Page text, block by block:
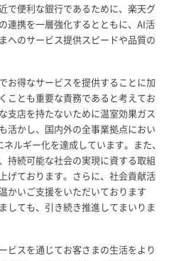
で便利な銀行であるために、楽天グ
連携を一層強化するとともに、AI活
へのサービス提供スピードや品質の
お得なサービスを提供することに加
ことも重要な責務であると考えてお
支店を持たないために温室効果ガス
活かし、国内外の全事業拠点におい
ルギー化を達成しています。また、
持続可能な社会の実現に資する取組
げております。さらに、社会貢献活
かいご支援をいただいております
しても、引き続き推進してまいりま
ビスを通じてお客さまの生活をより